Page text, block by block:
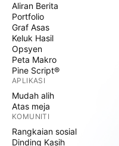
Aliran Berita
Portfolio
Graf Asas
Keluk Hasil
Opsyen
Peta Makro
Pine Script®
APLIKASI
Mudah alih
Atas meja
KOMUNITI
Rangkaian sosial
Dinding Kasih